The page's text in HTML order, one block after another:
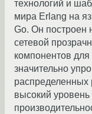
технологий и
мира Erlang на
Go. Он построен
сетевой
компонентов
значительно
распределенных
высокий